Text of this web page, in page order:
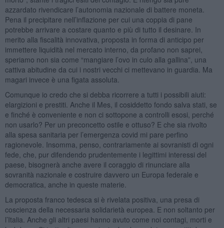
azzardato rivendicare l’autonomia nazionale di battere moneta.
Pena il precipitare nell’inflazione per cui una coppia di pane
potrebbe arrivare a costare quanto e più di tutto il desinare. In
merito alla fiscalità innovativa, proposta in forma di anticipo per
immettere liquidità nel mercato interno, da profano non saprei,
speriamo non sia come “mangiare l’ovo in culo alla gallina”, una
cattiva abitudine da cui i nostri vecchi ci mettevano in guardia. Ma
magari invece è una figata assoluta.
Comunque io credo che si debba ricorrere a tutti i possibili aiuti:
elargizioni e prestiti. Anche il Mes, il cosiddetto fondo salva stati, se
e finché è conveniente e non ci sottopone a controlli esosi, perché
non usarlo? Per un preconcetto ostile e ottuso? E che sia rivolto
alla spesa sanitaria per l’emergenza covid mi pare perfino
ragionevole. Insomma, penso, contrariamente ai sovranisti di ogni
fede, che, pur difendendo prudentemente i legittimi interessi del
paese, bisognerà anche avere il coraggio di rinunciare alla
sovranità nazionale e costruire davvero un Europa federale e
democratica, anche in queste materie.
La proposta franco tedesca si è rivelata positiva, una presa di
coscienza della necessaria solidarietà europea. E non soltanto per
l’Italia. Anche gli altri paesi hanno avuto come noi contagi, morti e